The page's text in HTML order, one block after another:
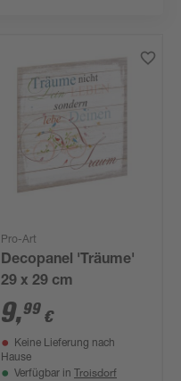
Pro-Art
Decopanel 'Träume'
29 x 29 cm
9,99 €
Keine Lieferung nach
Hause
Verfügbar in Troisdorf